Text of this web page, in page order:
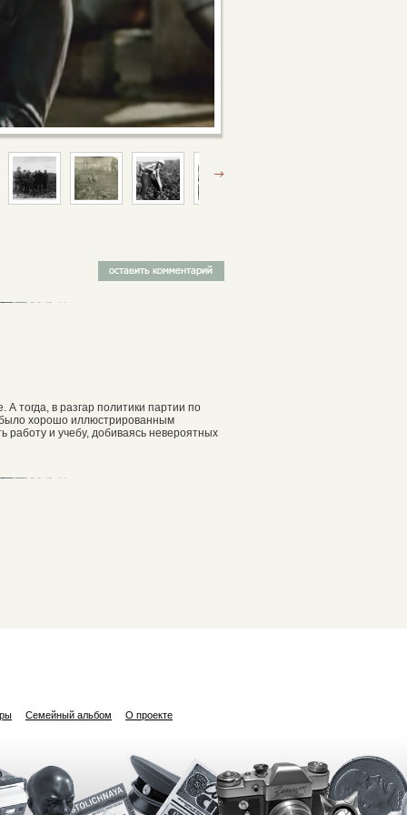
тогда, в разгар политики партии по
хорошо иллюстрированным
работу и учебу, добиваясь невероятных
Семейный альбом О проекте